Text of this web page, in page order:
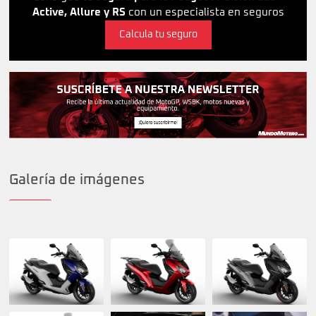
Active, Allure y RS con un especialista en seguros
Calcula tu seguro
Galería de imágenes